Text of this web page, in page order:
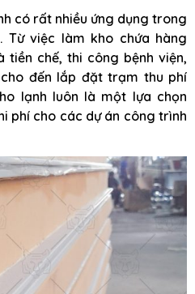
có rất nhiều ứng dụng trong
Từ việc làm kho chứa hàng
tiền chế, thi công bệnh viện,
đến lắp đặt trạm thu phí
lạnh luôn là một lựa chọn
phí cho các dự án công trình